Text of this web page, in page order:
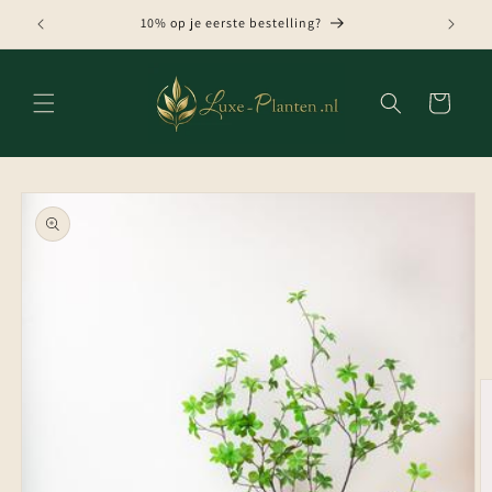
naar de
content
10% op je eerste bestelling?
Winkelwagen
direct naar